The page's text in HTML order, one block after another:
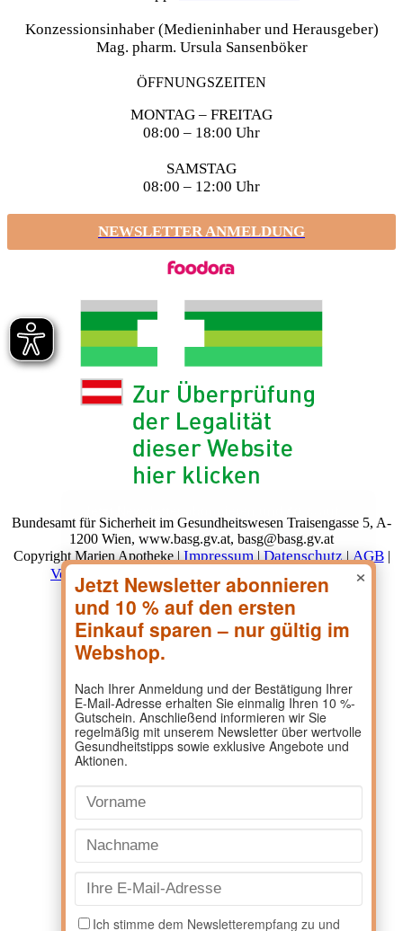
Konzessionsinhaber (Medieninhaber und Herausgeber)
Mag. pharm. Ursula Sansenböker
ÖFFNUNGSZEITEN
MONTAG – FREITAG
08:00 – 18:00 Uhr
SAMSTAG
08:00 – 12:00 Uhr
NEWSLETTER ANMELDUNG
Bundesamt für Sicherheit im Gesundheitswesen Traisengasse 5, A-
1200 Wien, www.basg.gv.at, basg@basg.gv.at
Copyright Marien Apotheke | Impressum | Datenschutz| AGB|
Versand & Lieferung ×